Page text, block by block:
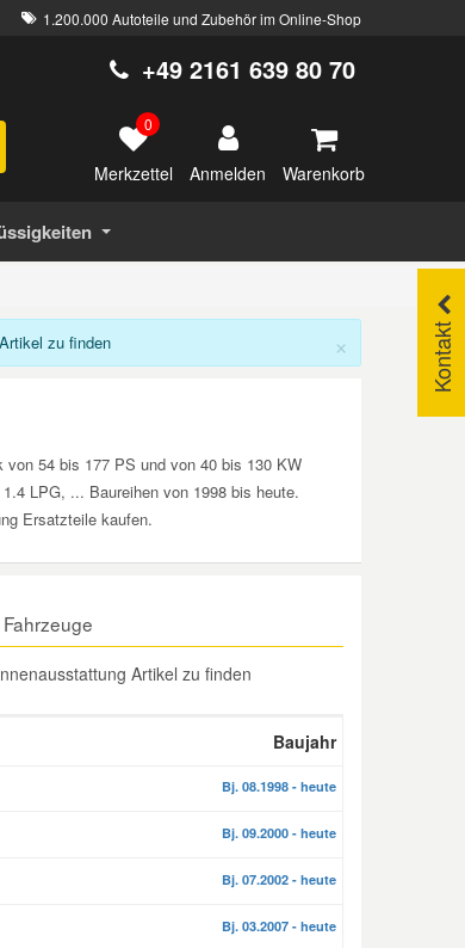
1.200.000 Autoteile und Zubehör im Online-Shop
+49 2161 639 80 70
0
Merkzettel Anmelden Warenkorb
Kontakt
×
zu finden
54 bis 177 PS und von 40 bis 130 KW
LPG, ... Baureihen von 1998 bis heute.
Ersatzteile kaufen.
Artikel zu finden
Baujahr
Bj. 08.1998 - heute
Bj. 09.2000 - heute
Bj. 07.2002 - heute
Bj. 03.2007 - heute